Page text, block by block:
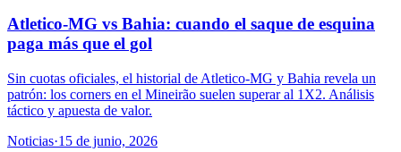
Atletico-MG vs Bahia: cuando el saque de esquina
paga más que el gol
Sin cuotas oficiales, el historial de Atletico-MG y Bahia revela un
patrón: los corners en el Mineirão suelen superar al 1X2. Análisis
táctico y apuesta de valor.
Noticias·15 de junio, 2026